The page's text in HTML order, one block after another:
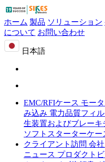
ホーム 製品 ソリューション
について お問い合わせ
日本語
EMC/RFIケース モー
み込み 電力品質フィ
生装置およびブレーキ
ソフトスターターケー
クライアント訪問 会
ニュース プロダクト